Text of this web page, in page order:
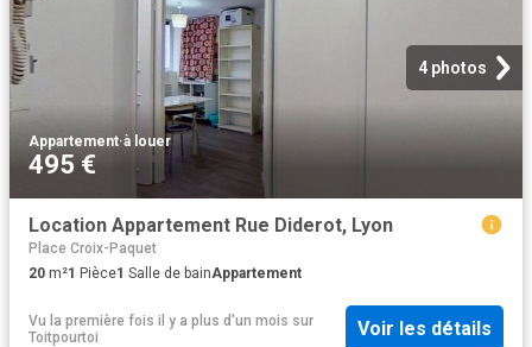
4 photos
Appartement·à louer
495 €
Location Appartement Rue Diderot, Lyon
Place Croix-Paquet
20 m²1 Pièce1 Salle de bainAppartement
Vu la première fois il y a plus d'un mois sur
Toitpourtoi
Voir les détails